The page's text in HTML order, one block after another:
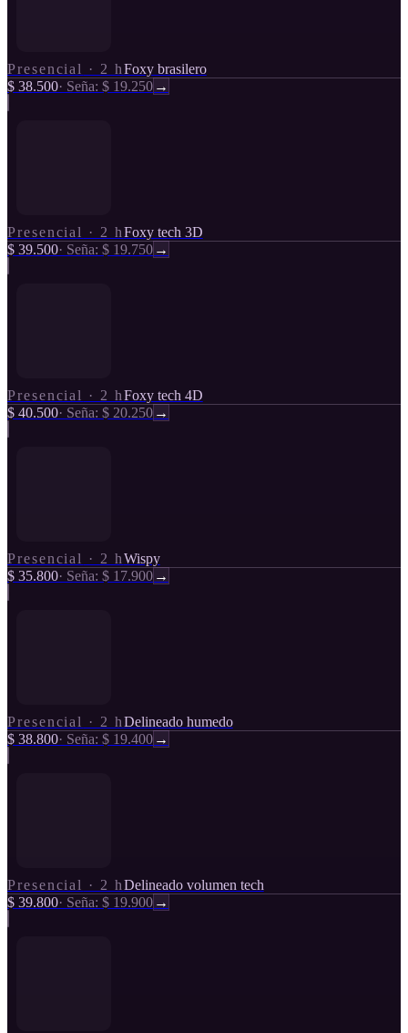
Presencial · 2 hFoxy brasilero
$ 38.500· Seña: $ 19.250 →
Presencial · 2 hFoxy tech 3D
$ 39.500· Seña: $ 19.750 →
Presencial · 2 hFoxy tech 4D
$ 40.500· Seña: $ 20.250 →
Presencial · 2 hWispy
$ 35.800· Seña: $ 17.900 →
Presencial · 2 hDelineado humedo
$ 38.800· Seña: $ 19.400 →
Presencial · 2 hDelineado volumen tech
$ 39.800· Seña: $ 19.900 →